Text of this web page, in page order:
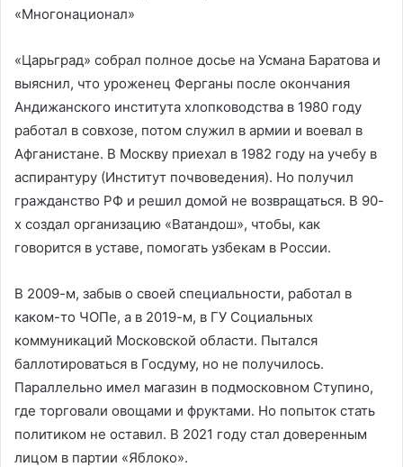
«Многонационал»
«Царьград» собрал полное досье на Усмана Баратова и
выяснил, что уроженец Ферганы после окончания
Андижанского института хлопководства в 1980 году
работал в совхозе, потом служил в армии и воевал в
Афганистане. В Москву приехал в 1982 году на учебу в
аспирантуру (Институт почвоведения). Но получил
гражданство РФ и решил домой не возвращаться. В 90-
х создал организацию «Ватандош», чтобы, как
говорится в уставе, помогать узбекам в России.
В 2009-м, забыв о своей специальности, работал в
каком-то ЧОПе, а в 2019-м, в ГУ Социальных
коммуникаций Московской области. Пытался
баллотироваться в Госдуму, но не получилось.
Параллельно имел магазин в подмосковном Ступино,
где торговали овощами и фруктами. Но попыток стать
политиком не оставил. В 2021 году стал доверенным
лицом в партии «Яблоко».